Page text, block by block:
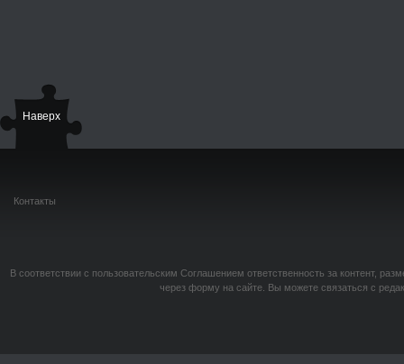
Наверх
Контакты
В соответствии с пользовательским Соглашением ответственность за контент,
через форму на сайте. Вы можете связаться с